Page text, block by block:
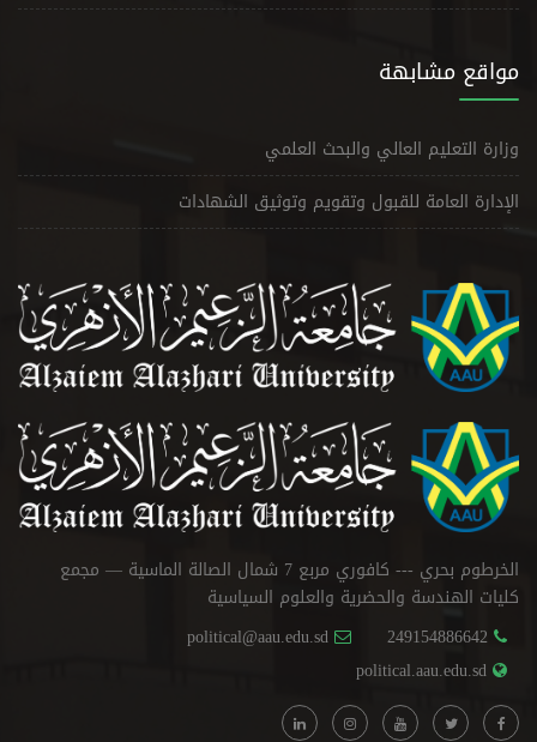
مواقع مشابهة
وزارة التعليم العالي والبحث العلمي
الإدارة العامة للقبول وتقويم وتوثيق الشهادات
الخرطوم بحري --- كافوري مربع 7 شمال الصالة الماسية — مجمع
كليات الهندسة والحضرية والعلوم السياسية
249154886642
political@aau.edu.sd
political.aau.edu.sd